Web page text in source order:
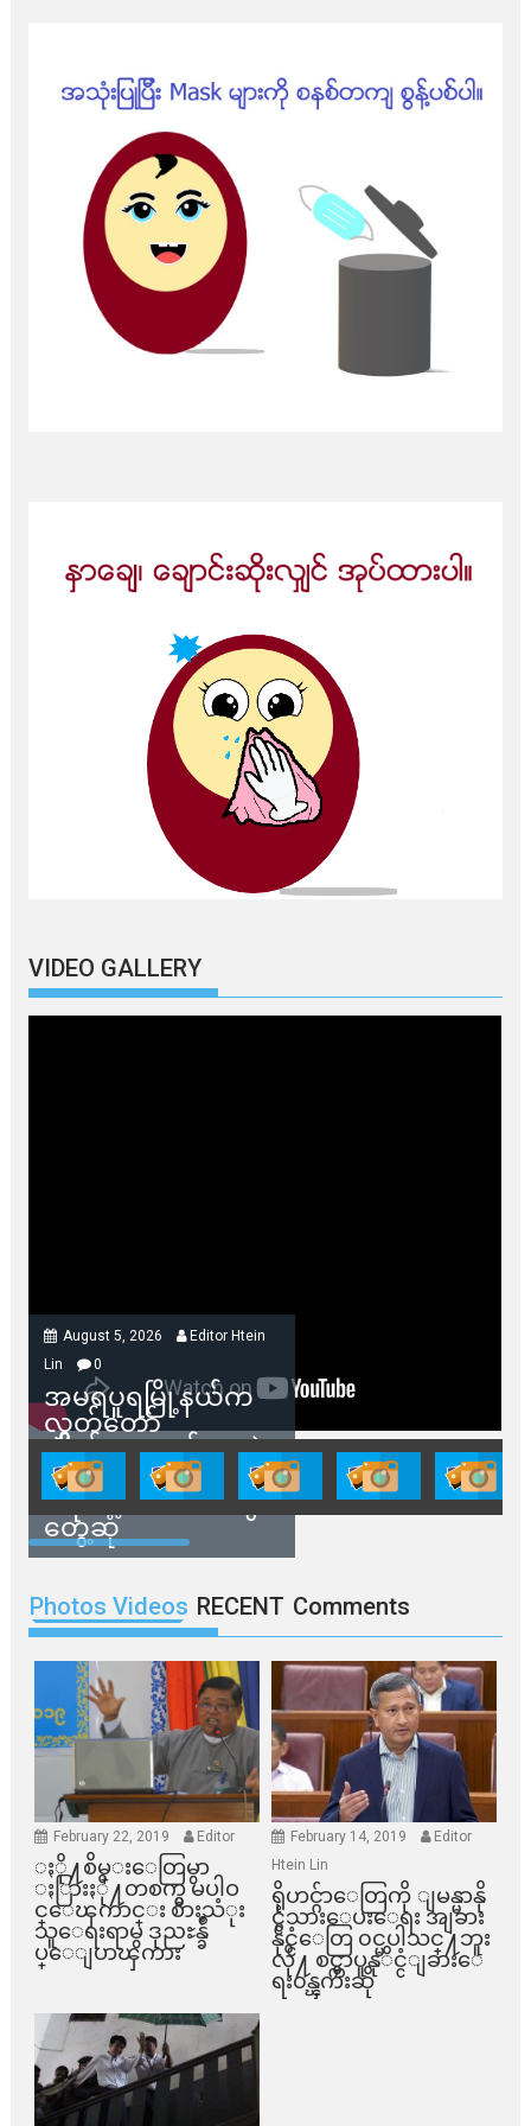
VIDEO GALLERY
August 5, 2026
Editor Htein
Lin
0
အမရပူရမြို့နယ်က
လွှတ်တော်
ကိုယ်စားလှယ်တွေနဲ့
နေအိမ်တွေဖျက်သိမ်း
ခံရမယ့် ဒေသခံတွေ
တွေ့ဆုံ
Photos Videos RECENT Comments
February 22, 2019 Editor
ႏို႔စိမ္းေတြမွာ
ႏြားႏို႔တစက္မွ မပါဝ
င္ေၾကာင္း စားသံုး
သူေရးရာမွ ဒုညႊန္ခ်ဳ
ပ္ေျပာၾကား
February 14, 2019
Editor
Htein Lin
ရိုဟင္ဂ်ာေတြကို ျမန္မာနို
င္ငံသားေပးေရး အျခား
နိုင္ငံေတြ ၀င္မပါသင္႔ဘူး
လို႔ စင္ကာပူနုိင္ငံျခားေ
ရး၀န္ၾကီးဆို